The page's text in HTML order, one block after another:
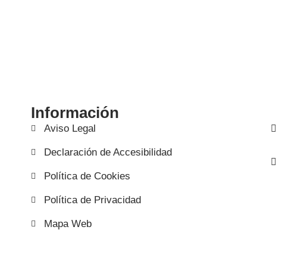
Información
Aviso Legal
Declaración de Accesibilidad
Política de Cookies
Política de Privacidad
Mapa Web